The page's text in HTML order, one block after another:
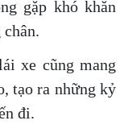
gặp khó khăn
xe cũng mang
tạo ra những kỷ
đi.